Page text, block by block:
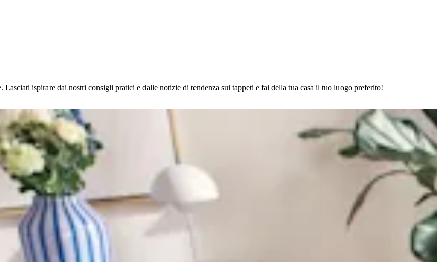
Lasciati ispirare dai nostri consigli pratici e dalle notizie di tendenza sui tappeti e fai della tua casa il tuo luogo preferito!